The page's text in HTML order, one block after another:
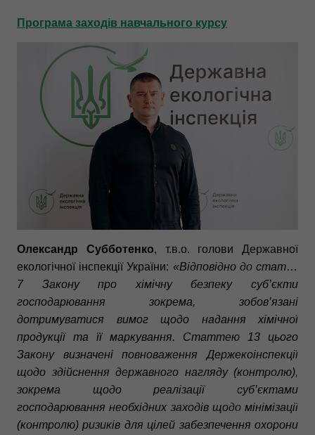
Програма заходів навчального курсу
Олександр Субботенко, т.в.о. голови Державної
екологічної інспекції України: «Відповідно до статті
7 Закону про хімічну безпеку суб’єкти
господарювання зокрема, зобов’язані
дотримуватися вимог щодо надання хімічної
продукції та її маркування. Статтею 13 цього
Закону визначені повноваження Держекоінспекції
щодо здійснення державного нагляду (контролю),
зокрема щодо реалізації суб’єктами
господарювання необхідних заходів щодо мінімізації
(контролю) ризиків для цілей забезпечення охорони